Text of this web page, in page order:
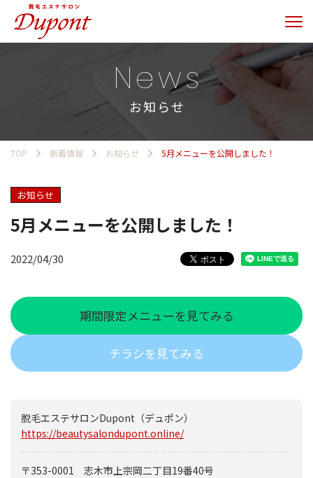
News
お知らせ
TOP 新着情報 お知らせ 5月メニューを公開しました！
お知らせ
5月メニューを公開しました！
2022/04/30
期間限定メニューを見てみる
チラシを見てみる
脱毛エステサロンDupont（デュポン）
https://beautysalondupont.online/
〒353-0001 志木市上宗岡二丁目19番40号